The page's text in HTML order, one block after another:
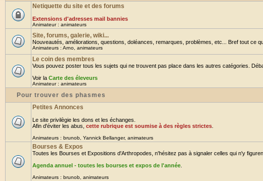
Netiquette du site et des forums
Extensions d'adresses mail bannies
Animateur : animateurs
Site, forums, galerie, wiki...
Nouveautés, améliorations, questions, doléances, remarques, problèmes, etc... Bref tout ce
Animateurs : Arno animateurs
Le coin des membres
Vous pouvez poster tous les sujets qui ne trouvent pas place dans les autres catégories.
Voir la Carte des éleveurs
Animateur : animateurs
Pour trouver des phasmes
Petites Annonces
Le site privilègie les dons et les échanges.
Afin d'éviter les abus, cette rubrique est soumise à des règles strictes
Animateurs : brunob Yannick Bellanger, animateurs
Bourses & Expos
Toutes les Bourses et Expositions d'Arthropodes, n'hésitez pas à signaler celles qui n'y
Agenda annuel - toutes les bourses et expos de l'année
Animateurs : brunob animateurs